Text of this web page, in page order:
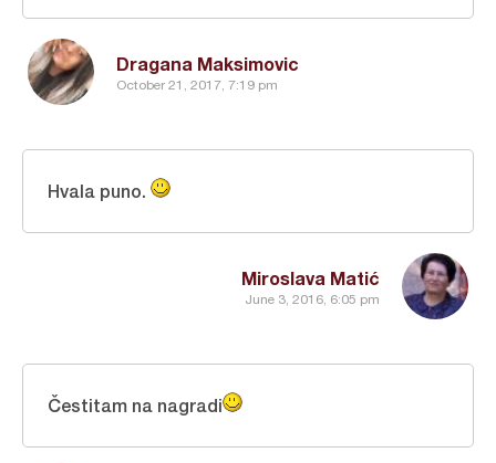
Dragana Maksimovic
October 21, 2017, 7:19 pm
Miroslava Matić
June 3, 2016, 6:05 pm
Hvala puno.
Čestitam na nagradi